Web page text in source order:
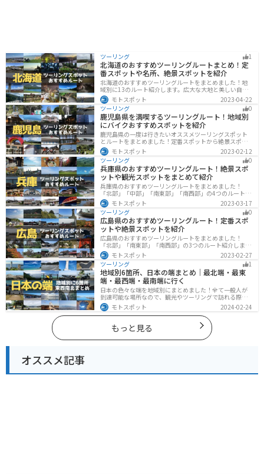
ツーリング 1
北海道のおすすめツーリングルートまとめ！定
番スポットや名所、絶景スポットを紹介
北海道のおすすめツーリングルートをまとめました！地
域別に13のルート紹介します。広大な大地と美しい自然
が広がり、四季折々の魅力を楽しめる観光スポットが数
多くあります。バイクで北海道にツーリングに行く際は
参考にしてください。
モトスポット
2023-04-22
ツーリング
0
鹿児島県を満喫するツーリングルート！地域別
にバイクおすすめスポットを紹介
鹿児島県の一度は行きたいオススメツーリングスポット
とルートをまとめました！定番スポットから絶景スポッ
ト、温泉、山、海、グルメなど様々なジャンルで楽しめ
ます。バイクで鹿児島ツーリングに行こうと思っている
人は、参考にしてください。
モトスポット
2023-02-12
ツーリング
0
兵庫県のおすすめツーリングルート！絶景スポ
ットや観光スポットをまとめて紹介
兵庫県のおすすめツーリングルートをまとめました！
「北部」「中部」「南東部」「南西部」の4つのルート紹
介します。自然豊かな山を堪能できる北部と中部、街中
で海辺の南部と違った楽しみ方ができます。バイクで兵
庫県にツーリングに行く際は参考にしてください。
モトスポット
2023-03-17
ツーリング
0
広島県のおすすめツーリングルート！定番スポ
ットや絶景スポットを紹介
広島県のおすすめツーリングルートをまとめました！
「北部」「南東部」「南西部」の3つのルート紹介しま
す。自然豊かな山と海だけでなく、歴史的価値のある建
造物も多数あるので、飽きることなくツーリングを堪能
できます。バイクで広島県にツーリングに行く際は参考
にしてください。
モトスポット
2023-02-27
ツーリング
1
地域別6箇所、日本の端まとめ｜最北端・最東
端・最西端・最南端に行く
日本の色々な端を地域別にまとめました！全て一般人が
到達可能な場所なので、観光やツーリングで訪れる際の
参考にしてください。
モトスポット 2024-02-24
もっと見る
オススメ記事